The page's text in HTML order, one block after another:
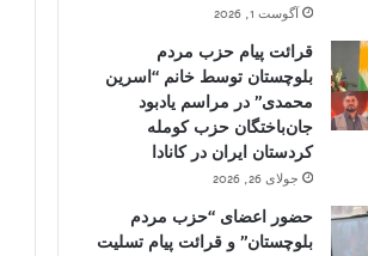
آگوست 1, 2026
قرائت پیام حزب مردم
بلوچستان توسط خانم “اسرین
محمدی” در مراسم یادبود
جان‌باختگان حزب کومله
کردستان ایران در کانادا
جولای 26, 2026
حضور اعضای “حزب مردم
بلوچستان” و قرائت پیام تسلیت